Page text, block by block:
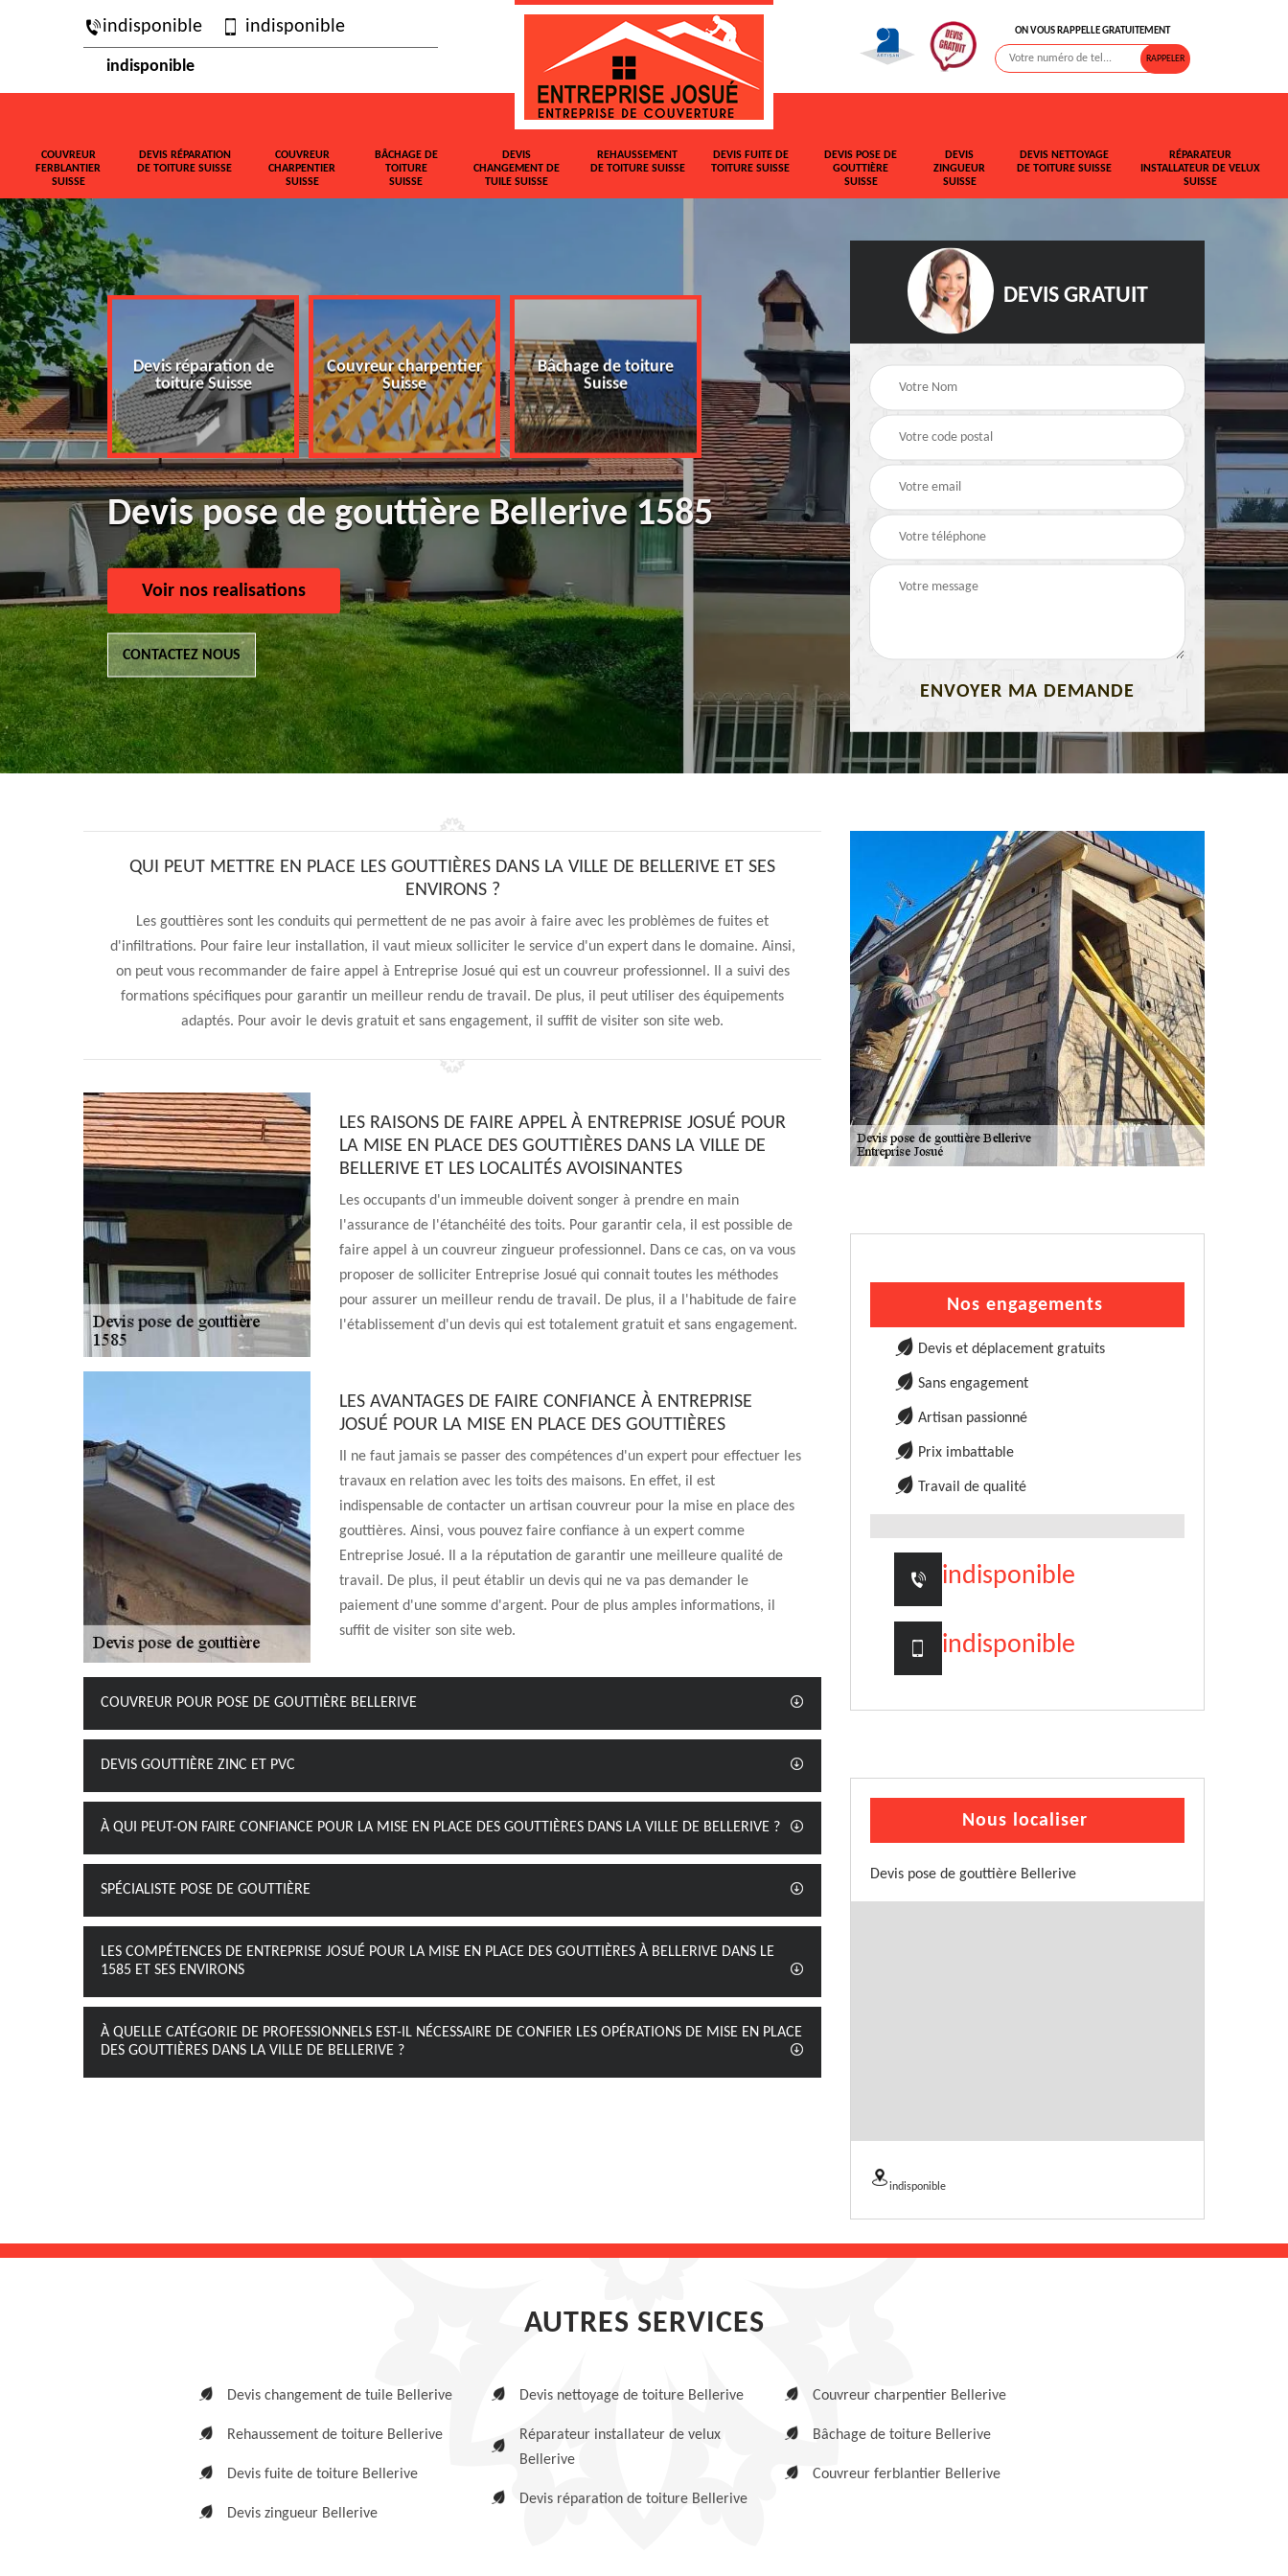
indisponible indisponible
indisponible
ON VOUS RAPPELLE GRATUITEMENT
COUVREUR
FERBLANTIER
SUISSE
DEVIS RÉPARATION
DE TOITURE SUISSE
COUVREUR
CHARPENTIER
SUISSE
BÂCHAGE DE
TOITURE
SUISSE
DEVIS
CHANGEMENT DE
TUILE SUISSE
REHAUSSEMENT
DE TOITURE SUISSE
DEVIS FUITE DE
TOITURE SUISSE
DEVIS POSE DE
GOUTTIÈRE
SUISSE
DEVIS
ZINGUEUR
SUISSE
DEVIS NETTOYAGE
DE TOITURE SUISSE
RÉPARATEUR
INSTALLATEUR DE VELUX
SUISSE
Devis réparation de
toiture Suisse
Couvreur charpentier
Suisse
Bâchage de toiture
Suisse
Devis changement de
tuile Suisse
Rehaussement de
Devis fuite de toiture
Suisse
Devis pose de gouttière Bellerive 1585
Voir nos realisations
CONTACTEZ NOUS
DEVIS GRATUIT
QUI PEUT METTRE EN PLACE LES GOUTTIÈRES DANS LA VILLE DE BELLERIVE ET SES
ENVIRONS ?
Les gouttières sont les conduits qui permettent de ne pas avoir à faire avec les problèmes de fuites et
d'infiltrations. Pour faire leur installation, il vaut mieux solliciter le service d'un expert dans le domaine. Ainsi,
on peut vous recommander de faire appel à Entreprise Josué qui est un couvreur professionnel. Il a suivi des
formations spécifiques pour garantir un meilleur rendu de travail. De plus, il peut utiliser des équipements
adaptés. Pour avoir le devis gratuit et sans engagement, il suffit de visiter son site web.
LES RAISONS DE FAIRE APPEL À ENTREPRISE JOSUÉ POUR
LA MISE EN PLACE DES GOUTTIÈRES DANS LA VILLE DE
BELLERIVE ET LES LOCALITÉS AVOISINANTES
Les occupants d'un immeuble doivent songer à prendre en main
l'assurance de l'étanchéité des toits. Pour garantir cela, il est possible de
faire appel à un couvreur zingueur professionnel. Dans ce cas, on va vous
proposer de solliciter Entreprise Josué qui connait toutes les méthodes
pour assurer un meilleur rendu de travail. De plus, il a l'habitude de faire
l'établissement d'un devis qui est totalement gratuit et sans engagement.
LES AVANTAGES DE FAIRE CONFIANCE À ENTREPRISE
JOSUÉ POUR LA MISE EN PLACE DES GOUTTIÈRES
Il ne faut jamais se passer des compétences d'un expert pour effectuer les
travaux en relation avec les toits des maisons. En effet, il est
indispensable de contacter un artisan couvreur pour la mise en place des
gouttières. Ainsi, vous pouvez faire confiance à un expert comme
Entreprise Josué. Il a la réputation de garantir une meilleure qualité de
travail. De plus, il peut établir un devis qui ne va pas demander le
paiement d'une somme d'argent. Pour de plus amples informations, il
suffit de visiter son site web.
COUVREUR POUR POSE DE GOUTTIÈRE BELLERIVE
DEVIS GOUTTIÈRE ZINC ET PVC
À QUI PEUT-ON FAIRE CONFIANCE POUR LA MISE EN PLACE DES GOUTTIÈRES DANS LA VILLE DE BELLERIVE ?
SPÉCIALISTE POSE DE GOUTTIÈRE
LES COMPÉTENCES DE ENTREPRISE JOSUÉ POUR LA MISE EN PLACE DES GOUTTIÈRES À BELLERIVE DANS LE
1585 ET SES ENVIRONS
À QUELLE CATÉGORIE DE PROFESSIONNELS EST-IL NÉCESSAIRE DE CONFIER LES OPÉRATIONS DE MISE EN PLACE
DES GOUTTIÈRES DANS LA VILLE DE BELLERIVE ?
Nos engagements
Devis et déplacement gratuits
Sans engagement
Artisan passionné
Prix imbattable
Travail de qualité
indisponible
indisponible
Nous localiser
Devis pose de gouttière Bellerive
indisponible
AUTRES SERVICES
Devis changement de tuile Bellerive
Rehaussement de toiture Bellerive
Devis fuite de toiture Bellerive
Devis zingueur Bellerive
Devis nettoyage de toiture Bellerive
Réparateur installateur de velux
Bellerive
Devis réparation de toiture Bellerive
Couvreur charpentier Bellerive
Bâchage de toiture Bellerive
Couvreur ferblantier Bellerive